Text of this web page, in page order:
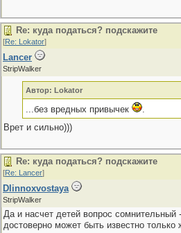
Re: куда податься? подскажите
[Re: Lokator]
Lancer
StripWalker
Автор: Lokator
...без вредных привычек
.
Врет и сильно)))
Re: куда податься? подскажите
[Re: Lancer]
Dlinnoxvostaya
StripWalker
Да и насчет детей вопрос сомнительный
достоверно может быть известно только